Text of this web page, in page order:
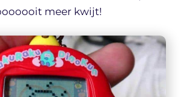
meer kwijt!